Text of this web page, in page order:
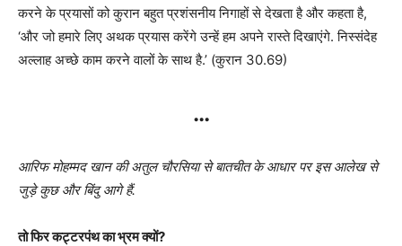
करने के प्रयासों को कुरान बहुत प्रशंसनीय निगाहों से देखता है और कहता है,
‘और जो हमारे लिए अथक प्रयास करेंगे उन्हें हम अपने रास्ते दिखाएंगे. निस्संदेह
अल्लाह अच्छे काम करने वालों के साथ है.’ (कुरान 30.69)
…
आरिफ मोहम्मद खान की अतुल चौरसिया से बातचीत के आधार पर इस आलेख से
जुड़े कुछ और बिंदु आगे हैं.
तो फिर कट्टरपंथ का भ्रम क्यों?